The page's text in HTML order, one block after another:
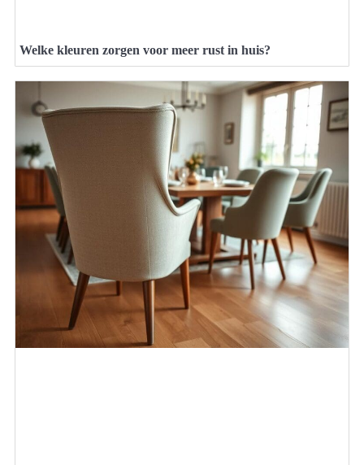
Welke kleuren zorgen voor meer rust in huis?